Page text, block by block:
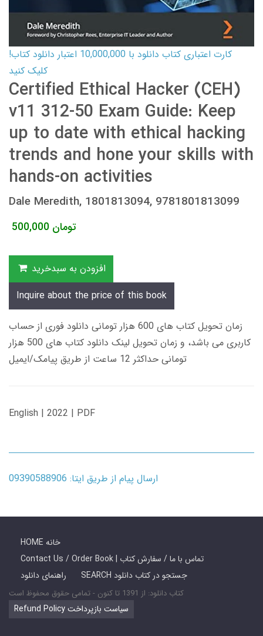
کارت اعتباری کتاب دانلود با 10,000,000 اعتبار دانلود کتاب!
کلیک کنید
Certified Ethical Hacker (CEH)
v11 312-50 Exam Guide: Keep
up to date with ethical hacking
trends and hone your skills with
hands-on activities
Dale Meredith, 1801813094, 9781801813099
500,000 تومان
افزودن به سبدخرید
Inquire about the price of this book
زمان تحویل کتاب های 600 هزار تومانی دانلود فوری از حساب
کاربری می باشد، و زمان تحویل لینک دانلود کتاب های 500 هزار
تومانی حداکثر 12 ساعت از طریق پیامک/ایمیل
English | 2022 | PDF
ارسال پیام از طریق ایتا: 09390588906
HOME خانه
Contact Us / Order Book | تماس با ما / سفارش کتاب
راهنمای دانلود
SEARCH جستجو در کتاب دانلود
کتاب دانلود: از 1391 تا کنون - تمامی حقوق محفوظ است
Refund Policy سیاست بازپرداخت